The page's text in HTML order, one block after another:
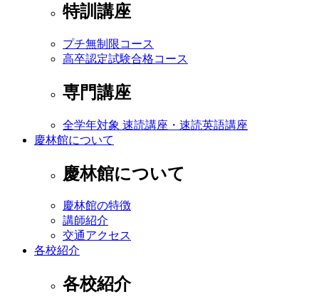
特訓講座
プチ無制限コース
高卒認定試験合格コース
専門講座
全学年対象 速読講座・速読英語講座
慶林館について
慶林館について
慶林館の特徴
講師紹介
交通アクセス
各校紹介
各校紹介